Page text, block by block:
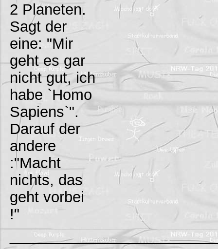
2 Planeten.
Sagt der
eine: "Mir
geht es gar
nicht gut, ich
habe `Homo
Sapiens`".
Darauf der
andere
:"Macht
nichts, das
geht vorbei
!"